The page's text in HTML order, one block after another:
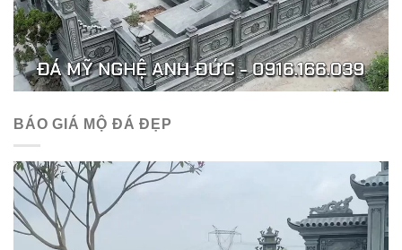
BÁO GIÁ MỘ ĐÁ ĐẸP